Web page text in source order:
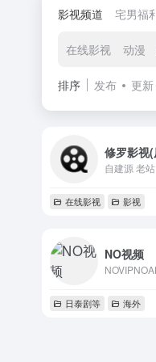
影视频道 宅男福
在线影视 动漫
排序 发布 更新
修罗影视
自建源 老站
在线影视 影视
NO视频
日泰剧等 海外